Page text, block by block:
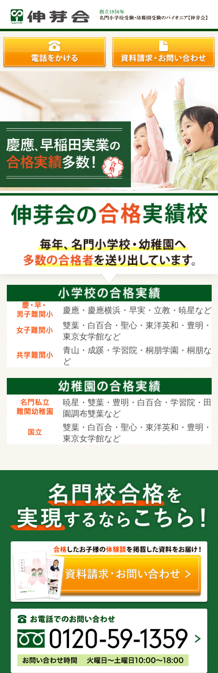
慶應・慶應横浜・早実・立教・暁星など
雙葉・白百合・聖心・東洋英和・豊明・
東京女学館など
青山・成蹊・学習院・桐朋学園・桐朋な
ど
暁星・雙葉・豊明・白百合・学習院・田
園調布雙葉など
雙葉・白百合・聖心・東洋英和・豊明・
東京女学館など